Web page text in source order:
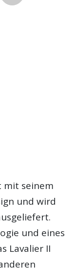
mit seinem
und wird
und eines
Lavalier II